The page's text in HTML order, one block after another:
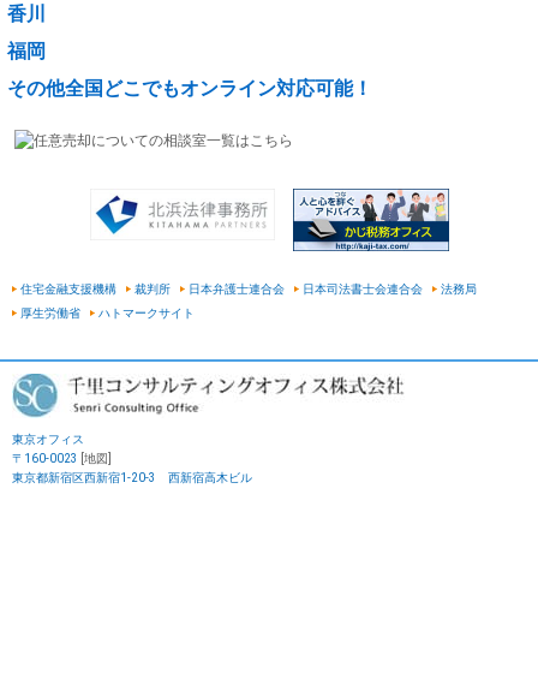
香川
福岡
その他全国どこでもオンライン対応可能！
住宅金融支援機構 裁判所 日本弁護士連合会 日本司法書士会連合会
法務局
厚生労働省
ハトマークサイト
東京オフィス
〒160-0023
[地図]
東京都新宿区西新宿1-20-3 西新宿高木ビル